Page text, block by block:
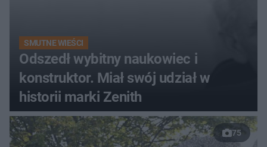
SMUTNE WIEŚCI
Odszedł wybitny naukowiec i
konstruktor. Miał swój udział w
historii marki Zenith
75